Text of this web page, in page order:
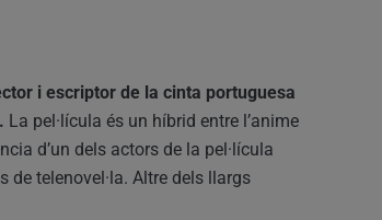
i escriptor de la cinta portuguesa
La pel·lícula és un híbrid entre l’anime
d’un dels actors de la pel·lícula
telenovel·la. Altre dels llargs